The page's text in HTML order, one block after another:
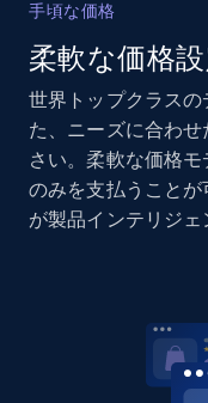
Amazon
Amazon
Title, Seller
price, Currency,
more.
手頃な価格
柔軟な価格
世界トップクラス
た、ニーズに合わ
さい。柔軟な価格モ
のみを支払うこと
が製品インテリジェ